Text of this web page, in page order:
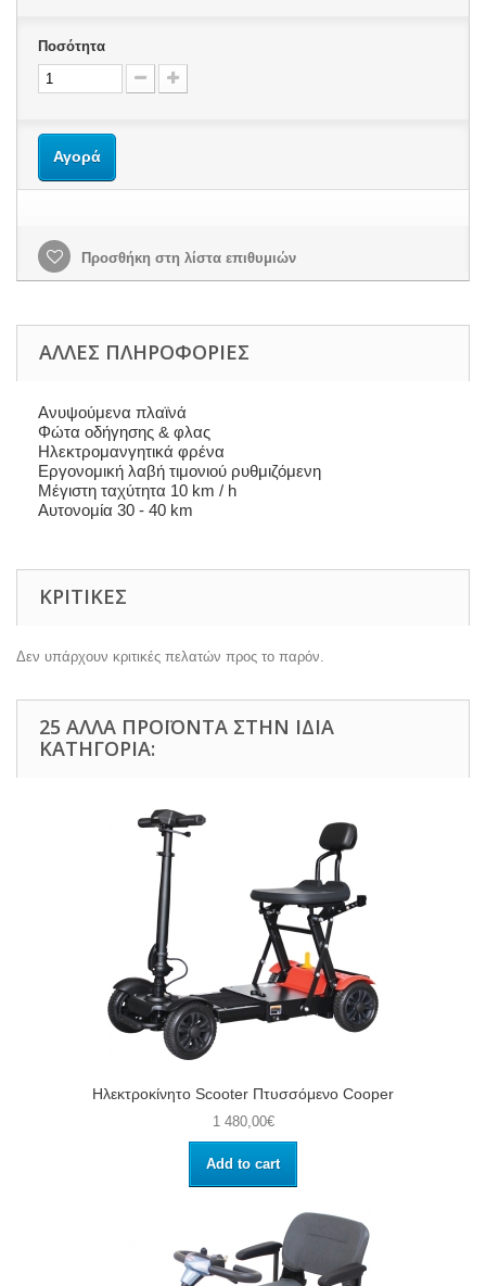
Ποσότητα
Αγορά
Προσθήκη στη λίστα επιθυμιών
ΆΛΛΕΣ ΠΛΗΡΟΦΟΡΊΕΣ
Ανυψούμενα πλαϊνά
Φώτα οδήγησης & φλας
Ηλεκτρομανγητικά φρένα
Εργονομική λαβή τιμονιού ρυθμιζόμενη
Μέγιστη ταχύτητα 10 km / h
Αυτονομία 30 - 40 km
ΚΡΙΤΙΚΈΣ
Δεν υπάρχουν κριτικές πελατών προς το παρόν.
25 ΆΛΛΑ ΠΡΟΪΌΝΤΑ ΣΤΗΝ ΊΔΙΑ
ΚΑΤΗΓΟΡΊΑ:
Ηλεκτροκίνητο Scooter Πτυσσόμενο Cooper
1 480,00€
Add to cart